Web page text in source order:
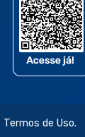
de Uso.